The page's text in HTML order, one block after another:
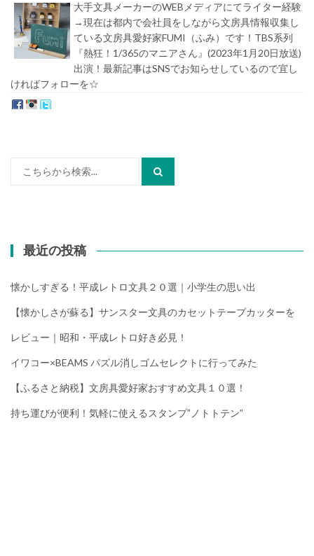
大手文具メーカーのWEBメディアにてライター経験
→現在は都内で会社員をしながら文房具情報収集し
ている文房具愛好家FUMI（ふみ）です！TBS系列
『熱狂！1/365のマニアさん』(2023年1月20日放送)
出演！最新記事はSNSでお知らせしているので宜し
ければフォローを☆
最近の投稿
懐かしすぎる！平成レトロ文具２０選｜小学生の思い出
【懐かしさが蘇る】サンスター文具のカセットテープカッターを
レビュー｜昭和・平成レトロ好き必見！
イワコー×BEAMS パズル消しゴムセレクトに行ってみた
【ふるさと納税】文房具愛好家おすすめ文具１０選！
持ち運びが便利！気軽に使えるスタンプ”ノトトテン”